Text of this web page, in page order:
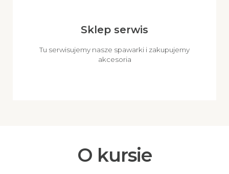
Sklep serwis
Tu serwisujemy nasze spawarki i zakupujemy
akcesoria
O kursie